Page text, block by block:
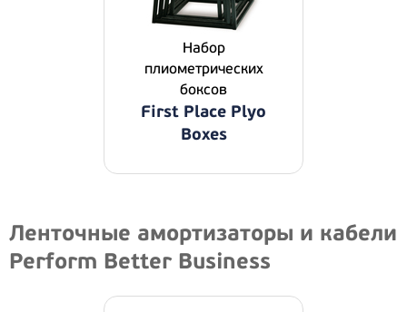
Набор
плиометрических
боксов
First Place Plyo
Boxes
Ленточные амортизаторы и кабели
Perform Better Business